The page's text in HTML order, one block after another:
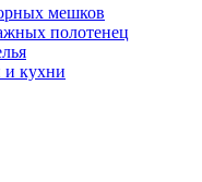
мешков
полотенец
и кухни